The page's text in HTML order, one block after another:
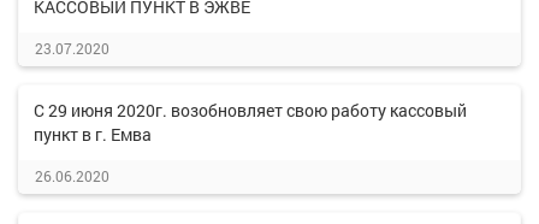
КАССОВЫЙ ПУНКТ В ЭЖВЕ
23.07.2020
С 29 июня 2020г. возобновляет свою работу кассовый
пункт в г. Емва
26.06.2020